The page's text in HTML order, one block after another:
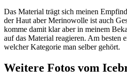
Das Material trägt sich meinen
der Haut aber Merinowolle ist auch
komme damit klar aber in meinem
auf das Material reagieren. Am besten
welcher Kategorie man selber gehört.
Weitere Fotos vom